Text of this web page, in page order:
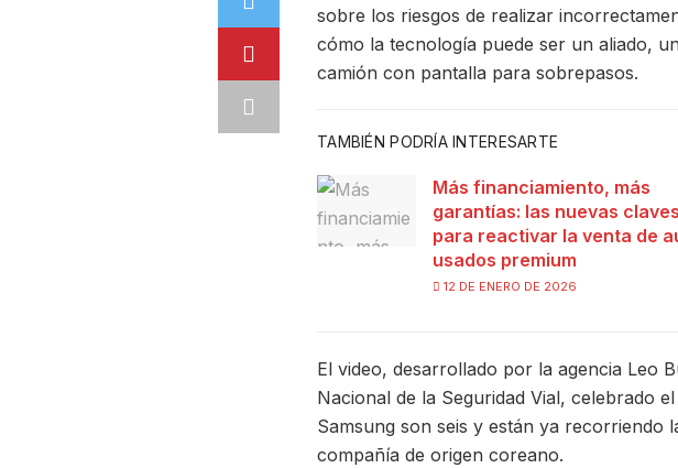
sobre los riesgos de realizar
cómo la tecnología puede ser un aliado,
camión con pantalla para sobrepasos.
TAMBIÉN PODRÍA INTERESARTE
Más financiamiento, más
garantías: las nuevas claves
para reactivar la venta de
usados premium
12 DE ENERO DE 2026
El video, desarrollado por la agencia Leo
Nacional de la Seguridad Vial, celebrado
Samsung son seis y están ya recorriendo
compañía de origen coreano.